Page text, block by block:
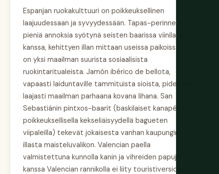
Espanjan ruokakulttuuri on poikkeuksellinen
laajuudessaan ja syvyydessään. Tapas-perinne —
pieniä annoksia syötynä seisten baarissa viinilasin
kanssa, kehittyen illan mittaan useissa paikoissa —
on yksi maailman suurista sosiaalisista
ruokintaritualeista. Jamón ibérico de bellota,
vapaasti laiduntaville tammituista sioista, pidetään
laajasti maailman parhaana kovana lihana. San
Sebastiánin pintxos-baarit (baskilaiset kanapétit
poikkeuksellisella kekseliäisyydellä bagueten
viipaleilla) tekevät jokaisesta vanhan kaupungin
illasta maisteluvalikon. Valencian paella
valmistettuna kunnolla kanin ja vihreiden papujen
kanssa Valencian rannikolla ei liity touristiversioon,